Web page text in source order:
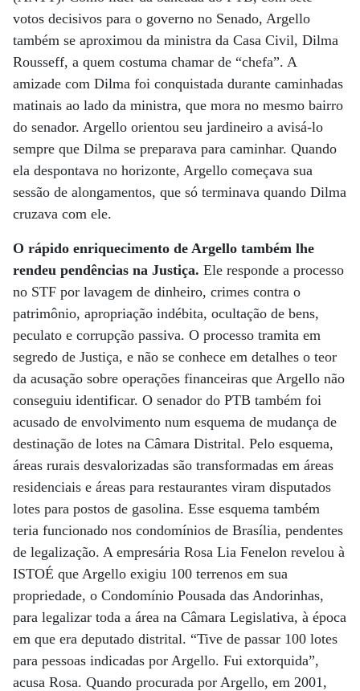
votos decisivos para o governo no Senado, Argello
também se aproximou da ministra da Casa Civil, Dilma
Rousseff, a quem costuma chamar de “chefa”. A
amizade com Dilma foi conquistada durante caminhadas
matinais ao lado da ministra, que mora no mesmo bairro
do senador. Argello orientou seu jardineiro a avisá-lo
sempre que Dilma se preparava para caminhar. Quando
ela despontava no horizonte, Argello começava sua
sessão de alongamentos, que só terminava quando Dilma
cruzava com ele.
O rápido enriquecimento de Argello também lhe
rendeu pendências na Justiça. Ele responde a processo
no STF por lavagem de dinheiro, crimes contra o
patrimônio, apropriação indébita, ocultação de bens,
peculato e corrupção passiva. O processo tramita em
segredo de Justiça, e não se conhece em detalhes o teor
da acusação sobre operações financeiras que Argello não
conseguiu identificar. O senador do PTB também foi
acusado de envolvimento num esquema de mudança de
destinação de lotes na Câmara Distrital. Pelo esquema,
áreas rurais desvalorizadas são transformadas em áreas
residenciais e áreas para restaurantes viram disputados
lotes para postos de gasolina. Esse esquema também
teria funcionado nos condomínios de Brasília, pendentes
de legalização. A empresária Rosa Lia Fenelon revelou à
ISTOÉ que Argello exigiu 100 terrenos em sua
propriedade, o Condomínio Pousada das Andorinhas,
para legalizar toda a área na Câmara Legislativa, à época
em que era deputado distrital. “Tive de passar 100 lotes
para pessoas indicadas por Argello. Fui extorquida”,
acusa Rosa. Quando procurada por Argello, em 2001,